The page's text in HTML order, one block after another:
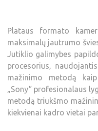
Plataus formato
maksimalų jautrumo
Jutiklio galimybes
procesorius,
mažinimo metodą
„Sony“ profesionalaus
metodą triukšmo
kiekvienai kadro vietai